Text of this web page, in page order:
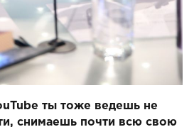
ты тоже ведешь не
снимаешь почти всю свою